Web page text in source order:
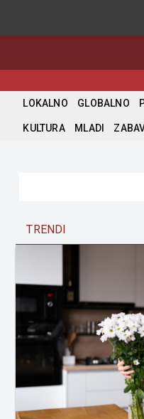
LOKALNO GLOBALNO
KULTURA MLADI
TRENDI